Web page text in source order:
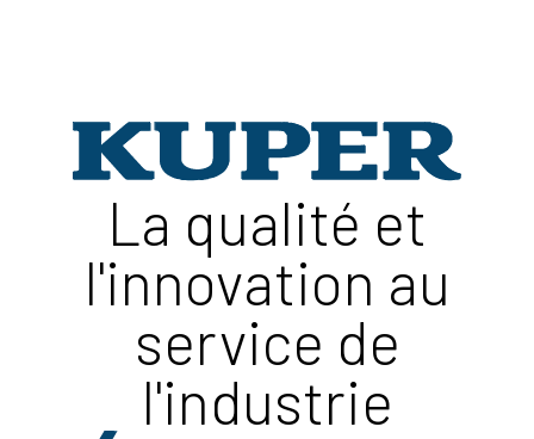
La qualité et
l'innovation au
service de
l'industrie